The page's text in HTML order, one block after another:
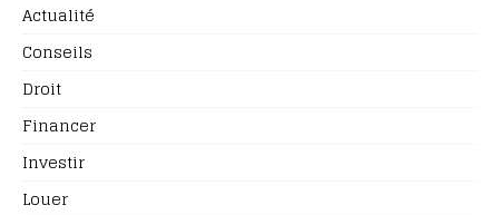
Actualité
Conseils
Droit
Financer
Investir
Louer